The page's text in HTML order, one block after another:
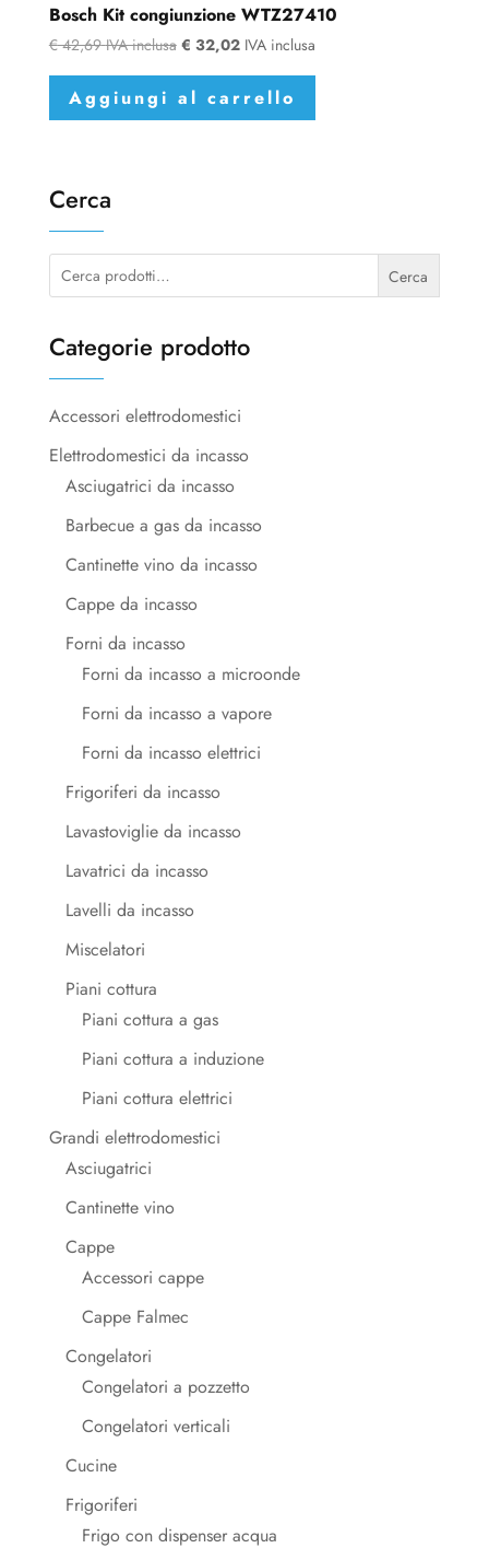
Bosch Kit congiunzione WTZ27410
€42,69 IVA inclusa € 32,02 IVA inclusa
Aggiungi al carrello
Cerca
Cerca: Cerca
Categorie prodotto
Accessori elettrodomestici
Elettrodomestici da incasso
Asciugatrici da incasso
Barbecue a gas da incasso
Cantinette vino da incasso
Cappe da incasso
Forni da incasso
Forni da incasso a microonde
Forni da incasso a vapore
Forni da incasso elettrici
Frigoriferi da incasso
Lavastoviglie da incasso
Lavatrici da incasso
Lavelli da incasso
Miscelatori
Piani cottura
Piani cottura a gas
Piani cottura a induzione
Piani cottura elettrici
Grandi elettrodomestici
Asciugatrici
Cantinette vino
Cappe
Accessori cappe
Cappe Falmec
Congelatori
Congelatori a pozzetto
Congelatori verticali
Cucine
Frigoriferi
Frigo con dispenser acqua